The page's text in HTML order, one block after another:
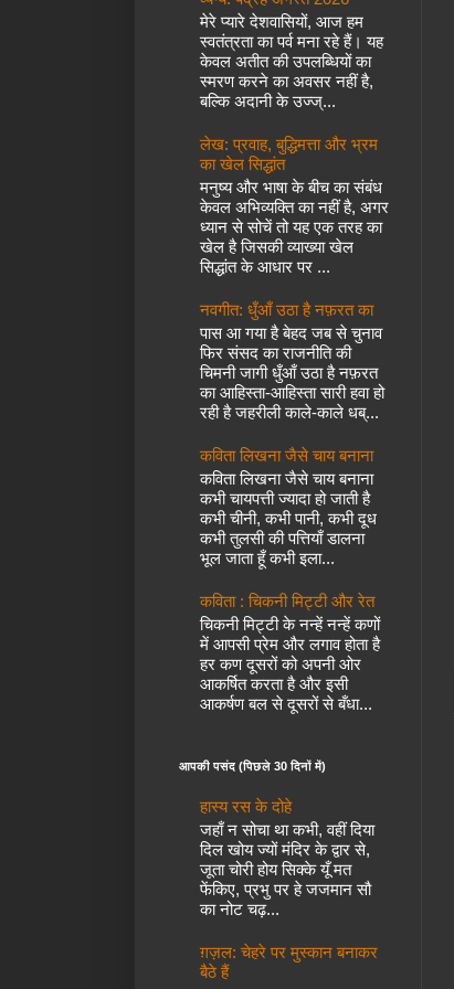
मेरे प्यारे देशवासियों, आज हम
स्वतंत्रता का पर्व मना रहे हैं। यह
केवल अतीत की उपलब्धियों का
स्मरण करने का अवसर नहीं है,
बल्कि अदानी के उज्ज्...
लेख: प्रवाह, बुद्धिमत्ता और भ्रम
का खेल सिद्धांत
मनुष्य और भाषा के बीच का संबंध
केवल अभिव्यक्ति का नहीं है, अगर
ध्यान से सोचें तो यह एक तरह का
खेल है जिसकी व्याख्या खेल
सिद्धांत के आधार पर ...
नवगीत: धुँआँ उठा है नफ़रत का
पास आ गया है बेहद जब से चुनाव
फिर संसद का राजनीति की
चिमनी जागी धुँआँ उठा है नफ़रत
का आहिस्ता-आहिस्ता सारी हवा हो
रही है जहरीली काले-काले धब्...
कविता लिखना जैसे चाय बनाना
कविता लिखना जैसे चाय बनाना
कभी चायपत्ती ज्यादा हो जाती है
कभी चीनी, कभी पानी, कभी दूध
कभी तुलसी की पत्तियाँ डालना
भूल जाता हूँ कभी इला...
कविता : चिकनी मिट्टी और रेत
चिकनी मिट्टी के नन्हें नन्हें कणों
में आपसी प्रेम और लगाव होता है
हर कण दूसरों को अपनी ओर
आकर्षित करता है और इसी
आकर्षण बल से दूसरों से बँधा...
आपकी पसंद (पिछले 30 दिनों में)
हास्य रस के दोहे
जहाँ न सोचा था कभी, वहीं दिया
दिल खोय ज्यों मंदिर के द्वार से,
जूता चोरी होय सिक्के यूँ मत
फेंकिए, प्रभु पर हे जजमान सौ
का नोट चढ़...
ग़ज़ल: चेहरे पर मुस्कान बनाकर
बैठे हैं